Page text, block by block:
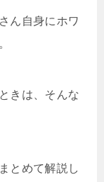
ん自身にホワ
きは、そんな
とめて解説し